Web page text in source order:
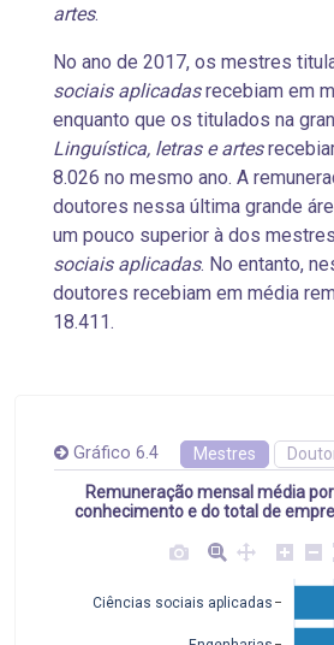
artes.
No ano de 2017, os mestres
sociais aplicadasrecebiam em
enquanto que os titulados na
Linguística, letras e artes
8.026 no mesmo ano. A
doutores nessa última grande
um pouco superior à dos
sociais aplicadas. No entanto,
doutores recebiam em média
18.411.
Gráfico 6.4 Mestres
Remuneração mensal média
conhecimento e do total de
Ciências sociais aplicadas